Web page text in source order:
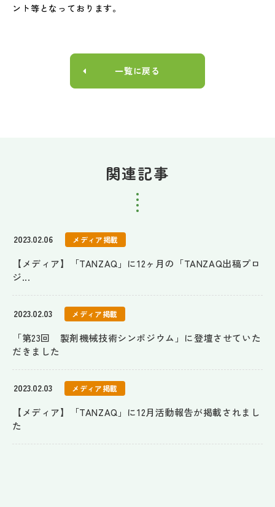
ント等となっております。
一覧に戻る
関連記事
2023.02.06 メディア掲載
【メディア】「TANZAQ」に12ヶ月の「TANZAQ出稿プロ
ジ...
2023.02.03 メディア掲載
「第23回 製剤機械技術シンポジウム」に登壇させていた
だきました
2023.02.03 メディア掲載
【メディア】「TANZAQ」に12月活動報告が掲載されまし
た